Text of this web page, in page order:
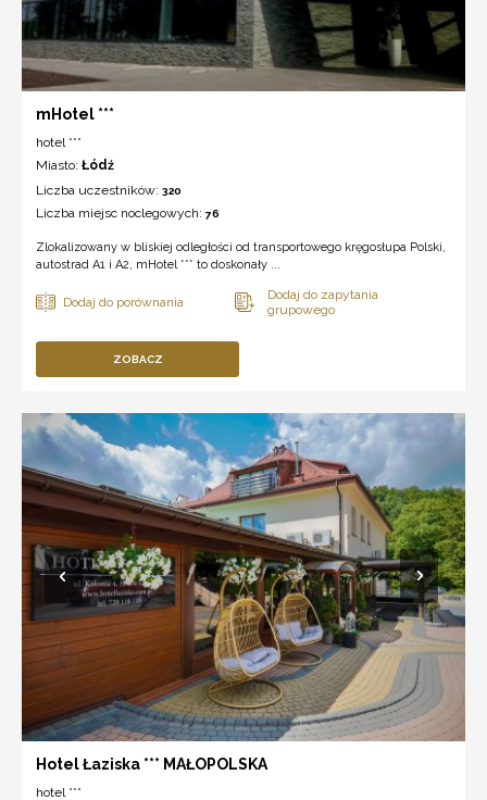
mHotel ***
hotel ***
Miasto: Łódź
Liczba uczestników: 320
Liczba miejsc noclegowych: 76
Zlokalizowany w bliskiej odległości od transportowego kręgosłupa Polski,
autostrad A1 i A2, mHotel *** to doskonały ...
ZOBACZ
Hotel Łaziska *** MAŁOPOLSKA
hotel ***